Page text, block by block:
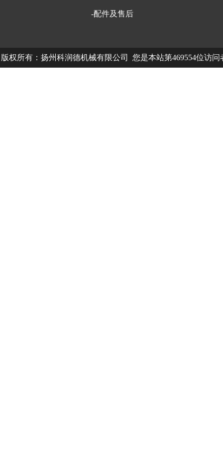
-配件及售后
版权所有：扬州科润德机械有限公司 您是本站第469554位访